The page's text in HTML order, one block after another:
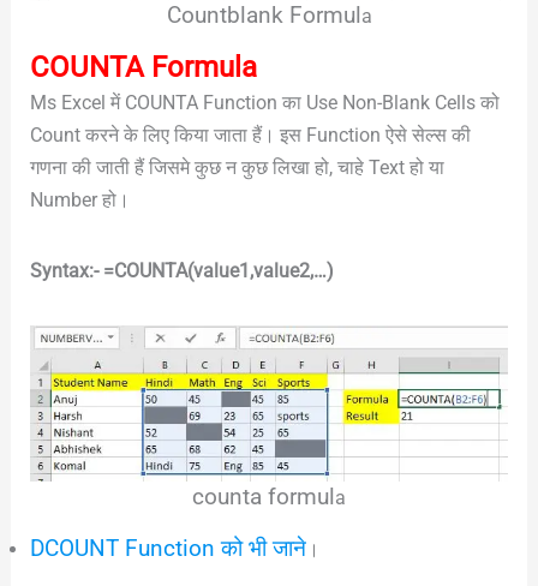
Countblank Formul a
COUNTA Formula
Ms Excel में COUNTA Function का Use Non-Blank Cells को
Count करने के लिए किया जाता हैं। इस Function ऐसे सेल्स की
गणना की जाती हैं जिसमे कुछ न कुछ लिखा हो, चाहे Text हो या
Number हो।
Syntax:- =COUNTA(value1,value2,…)
counta formul a
DCOUNT Function को भी जाने।